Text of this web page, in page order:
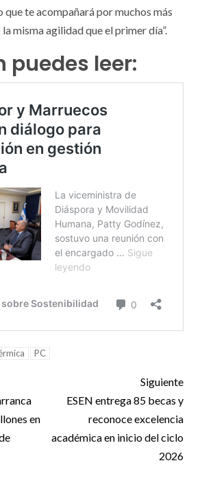
que te acompañará por muchos más
misma agilidad que el primer día”.
puedes leer:
PC
en
Siguiente
ESEN entrega 85 becas y
reconoce excelencia
académica en inicio del ciclo
2026